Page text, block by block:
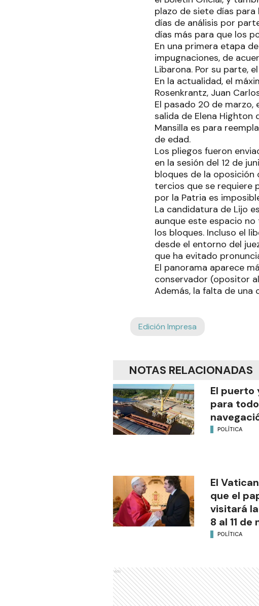
plazo de siete días
días de análisis por
días más para que los
En una primera etapa
impugnaciones, de
Libarona. Por su parte,
En la actualidad, el
Rosenkrantz, Juan
El pasado 20 de
salida de Elena Highton
Mansilla es para
de edad.
Los pliegos fueron
en la sesión del 12 de
bloques de la oposición
tercios que se requiere
por la Patria es
La candidatura de Lijo
aunque este espacio
los bloques. Incluso el
desde el entorno del
que ha evitado
El panorama aparece
conservador (opositor
Además, la falta de una
Edición Impresa
NOTAS RELACIONADAS
El puerto
para
POLÍTICA
El
que el
visitará
8 al 11
POLÍTICA
Ads